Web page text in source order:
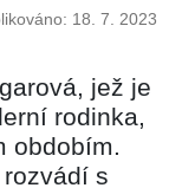
18. 7. 2023
jež je
rodinka,
obdobím.
s